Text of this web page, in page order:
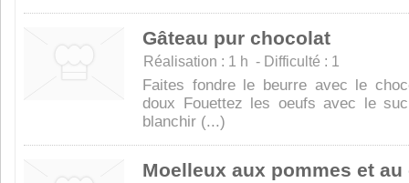
Gâteau pur chocolat
Réalisation : 1 h - Difficulté : 1
Faites fondre le beurre avec le
doux Fouettez les oeufs avec le
blanchir (...)
Moelleux aux pommes et au